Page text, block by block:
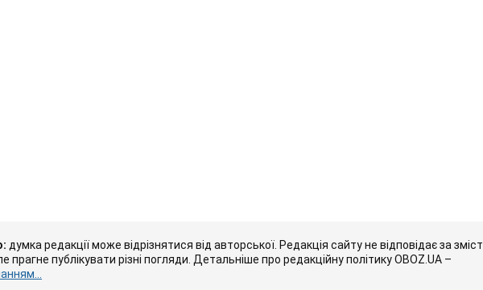
думка редакції може відрізнятися від авторської. Редакція сайту не відповідає за зміст
прагне публікувати різні погляди. Детальніше про редакційну політику OBOZ.UA –